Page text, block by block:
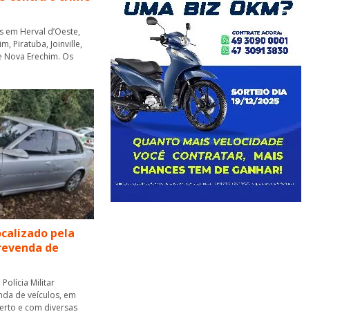
Herval d’Oeste,
Piratuba, Joinville,
Nova Erechim. Os
pela
de
Militar
de veículos, em
e com diversas